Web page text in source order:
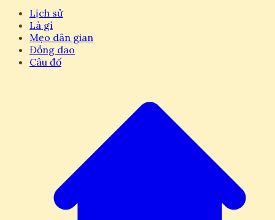
Lịch sử
Là gì
Mẹo dân gian
Đồng dao
Câu đố